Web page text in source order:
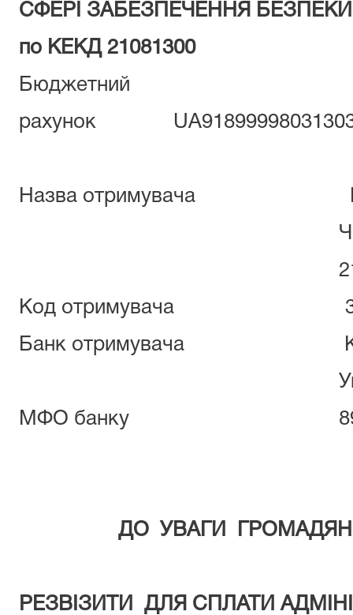
СФЕРІ ЗАБЕЗПЕЧЕННЯ
по КЕКД 21081300
Бюджетний
рахунок
Назва отримувача ГУК
Код отримувача
Банк отримувача
України
МФО банку
ДО УВАГИ
РЕЗВ ЗИТИ
ДЛЯ СПЛАТИ